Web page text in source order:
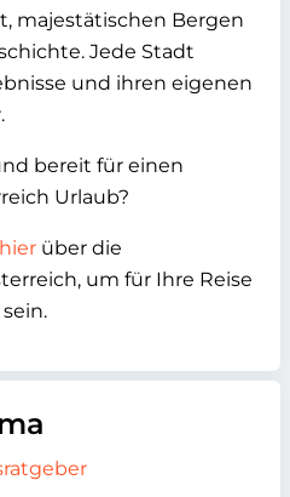
majestätischen Bergen
Jede Stadt
und ihren eigenen
bereit für einen
Urlaub?
hier über die
um für Ihre Reise